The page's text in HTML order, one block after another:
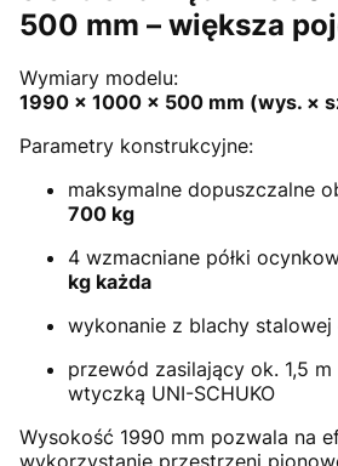
500 mm – większa
Wymiary modelu:
1990 × 1000 × 500 mm (wys. ×
Parametry konstrukcyjne:
maksymalne dopuszczalne
700 kg
4 wzmacniane półki
kg każda
wykonanie z blachy stalowej
przewód zasilający ok. 1,5
wtyczką UNI-SCHUKO
Wysokość 1990 mm pozwala na